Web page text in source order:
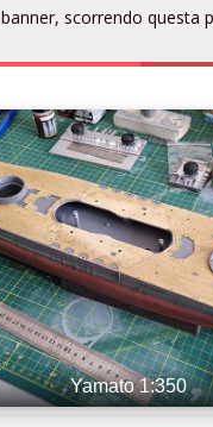
un evento
Yamato 1:350
scorrendo questa